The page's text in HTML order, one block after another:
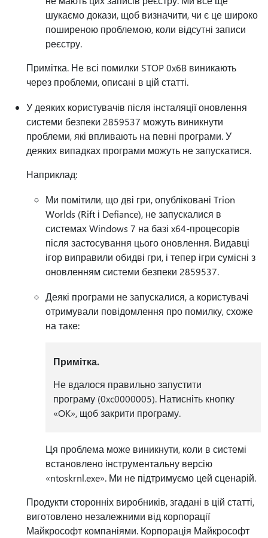
шукаємо докази, щоб визначити, чи є це широко
поширеною проблемою, коли відсутні записи
реєстру.
Примітка. Не всі помилки STOP 0x6B виникають
через проблеми, описані в цій статті.
У деяких користувачів після інсталяції оновлення
системи безпеки 2859537 можуть виникнути
проблеми, які впливають на певні програми. У
деяких випадках програми можуть не запускатися.
Наприклад:
Ми помітили, що дві гри, опубліковані Trion
Worlds (Rift і Defiance), не запускалися в
системах Windows 7 на базі x64-процесорів
після застосування цього оновлення. Видавці
ігор виправили обидві гри, і тепер ігри сумісні з
оновленням системи безпеки 2859537.
Деякі програми не запускалися, а користувачі
отримували повідомлення про помилку, схоже
на таке:
Примітка.
Не вдалося правильно запустити
програму (0xc0000005). Натисніть кнопку
«OK», щоб закрити програму.
Ця проблема може виникнути, коли в системі
встановлено інструментальну версію
«ntoskrnl.exe». Ми не підтримуємо цей сценарій.
Продукти сторонніх виробників, згадані в цій статті,
виготовлено незалежними від корпорації
Майкрософт компаніями. Корпорація Майкрософт